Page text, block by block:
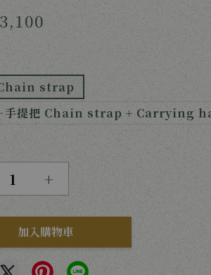
strap
手提把 Chain strap + Carrying
+
加入購物車